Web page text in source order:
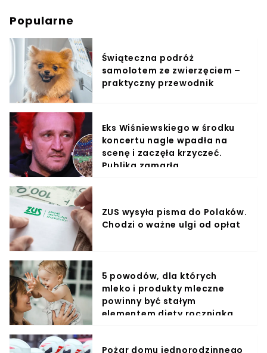
Popularne
Świąteczna podróż
samolotem ze zwierzęciem –
praktyczny przewodnik
Eks Wiśniewskiego w środku
koncertu nagle wpadła na
scenę i zaczęła krzyczeć.
Publika zamarła
ZUS wysyła pisma do Polaków.
Chodzi o ważne ulgi od opłat
5 powodów, dla których
mleko i produkty mleczne
powinny być stałym
elementem diety roczniaka
Pożar domu jednorodzinnego